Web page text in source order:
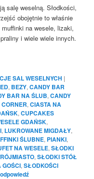
salę weselną. Słodkości,
obojętnie to właśnie
na wesele, lizaki,
i wiele wiele innych.
SAL WESELNYCH |
, BEZY,CANDY BAR
BAR NA ŚLUB,CANDY
,CIASTA NA
,CUPCAKES
GDAŃSK,
, LUKROWANE MIGDAŁY,
ŚLUBNE, PIANKI,
NA WESELE,SŁODKI
,SŁODKI STÓŁ
,SŁODKOŚCI